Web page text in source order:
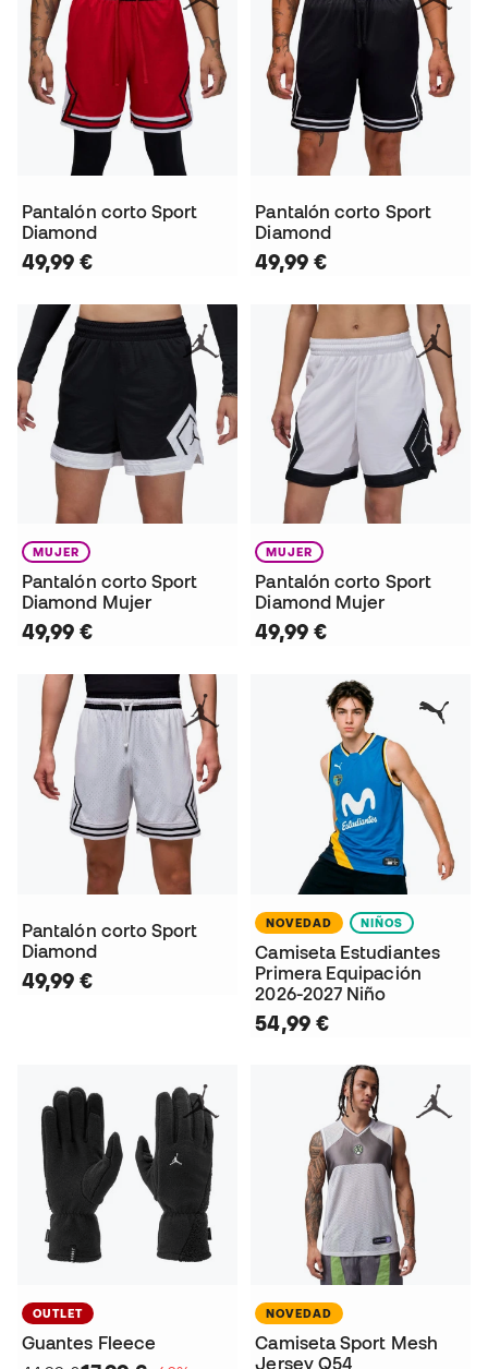
Pantalón corto Sport
Diamond
49,99 €
Pantalón corto Sport
Diamond
49,99 €
MUJER
Pantalón corto Sport
Diamond Mujer
49,99 €
MUJER
Pantalón corto Sport
Diamond Mujer
49,99 €
Pantalón corto Sport
Diamond
49,99 €
NOVEDAD NIÑOS
Camiseta Estudiantes
Primera Equipación
2026-2027 Niño
54,99 €
OUTLET
Guantes Fleece
NOVEDAD
Camiseta Sport Mesh
Jersey Q54